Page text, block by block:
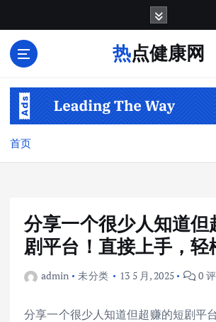
热点健康网
首页
分享一个很少人知道但
剧平台！直接上手，轻
admin 未分类 13 5 月, 2025 0
分享一个很少人知道但超赚的短剧平